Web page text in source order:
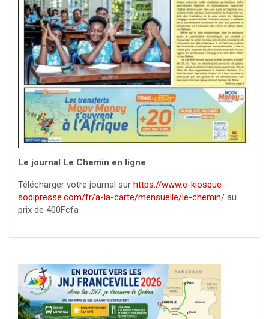
Le journal Le Chemin en ligne
Télécharger votre journal sur https://www.e-kiosque-
sodipresse.com/fr/a-la-carte/mensuelle/le-chemin/ au
prix de 400Fcfa